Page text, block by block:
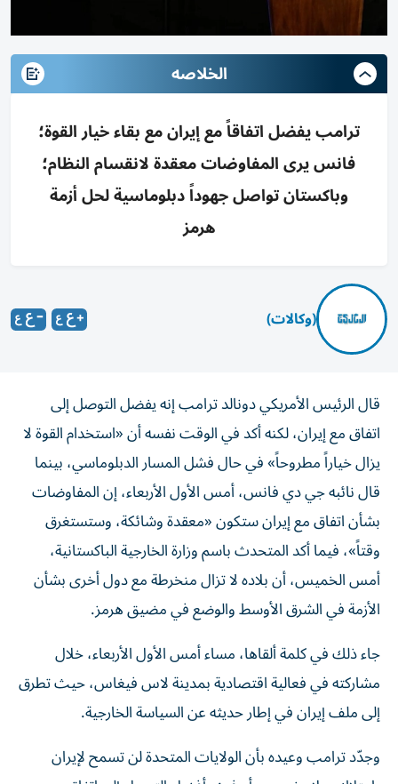
الخلاصه
ترامب يفضل اتفاقاً مع إيران مع بقاء خيار القوة؛
فانس يرى المفاوضات معقدة لانقسام النظام؛
وباكستان تواصل جهوداً دبلوماسية لحل أزمة
هرمز
(وكالات)
قال الرئيس الأمريكي دونالد ترامب إنه يفضل التوصل إلى
اتفاق مع إيران، لكنه أكد في الوقت نفسه أن «استخدام القوة لا
يزال خياراً مطروحاً» في حال فشل المسار الدبلوماسي، بينما
قال نائبه جي دي فانس، أمس الأول الأربعاء، إن المفاوضات
بشأن اتفاق مع إيران ستكون «معقدة وشائكة، وستستغرق
وقتاً»، فيما أكد المتحدث باسم وزارة الخارجية الباكستانية،
أمس الخميس، أن بلاده لا تزال منخرطة مع دول أخرى بشأن
الأزمة في الشرق الأوسط والوضع في مضيق هرمز.
جاء ذلك في كلمة ألقاها، مساء أمس الأول الأربعاء، خلال
مشاركته في فعالية اقتصادية بمدينة لاس فيغاس، حيث تطرق
إلى ملف إيران في إطار حديثه عن السياسة الخارجية.
وجدّد ترامب وعيده بأن الولايات المتحدة لن تسمح لإيران